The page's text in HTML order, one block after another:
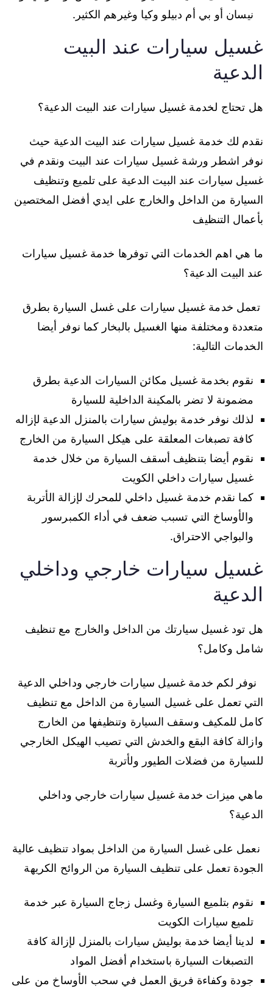
نيسان أو بي أم دبيلو وكيا وغيرهم الكثير.
غسيل سيارات عند البيت
الدعية
هل تحتاج لخدمة غسيل سيارات عند البيت الدعية؟
نقدم لك خدمة غسيل سيارات عند البيت الدعية حيث
نوفر اشطر ورشة غسيل سيارات عند البيت ونقدم في
غسيل سيارات عند البيت الدعية على تلميع وتنظيف
السيارة من الداخل والخارج على ايدي أفضل المختصين
بأعمال التنظيف
ما هي اهم الخدمات التي توفرها خدمة غسيل سيارات
عند البيت الدعية؟
تعمل خدمة غسيل سيارات على غسل السيارة بطرق
متعددة ومختلفة منها الغسيل بالبخار كما نوفر أيضا
الخدمات التالية:
نقوم بخدمة غسيل مكائن السيارات الدعية بطرق
مضمونة لا تضر بالمكينة الداخلية للسيارة
لذلك نوفر خدمة بوليش سيارات بالمنزل الدعية لإزاله
كافة تصبغات المعلقة على هيكل السيارة من الخارج
نقوم أيضا بتنظيف أسقف السيارة من خلال خدمة
غسيل سيارات داخلي الكويت
كما نقدم خدمة غسيل داخلي للمحرك لإزالة الأتربة
والأوساخ التي تسبب ضعف في أداء الكمبرسور
والبواجي الاحتراق.
غسيل سيارات خارجي وداخلي
الدعية
هل تود غسيل سيارتك من الداخل والخارج مع تنظيف
شامل وكامل؟
نوفر لكم خدمة غسيل سيارات خارجي وداخلي الدعية
التي تعمل على غسيل السيارة من الداخل مع تنظيف
كامل للمكيف وسقف السيارة وتنظيفها من الخارج
وازالة كافة البقع والخدش التي تصيب الهيكل الخارجي
للسيارة من فضلات الطيور ولأتربة
ماهي ميزات خدمة غسيل سيارات خارجي وداخلي
الدعية؟
نعمل على غسل السيارة من الداخل بمواد تنظيف عالية
الجودة تعمل على تنظيف السيارة من الروائح الكريهة
نقوم بتلميع السيارة وغسل زجاج السيارة عبر خدمة
تلميع سيارات الكويت
لدينا أيضا خدمة بوليش سيارات بالمنزل لإزالة كافة
التصبغات السيارة باستخدام أفضل المواد
جودة وكفاءة فريق العمل في سحب الأوساخ من على